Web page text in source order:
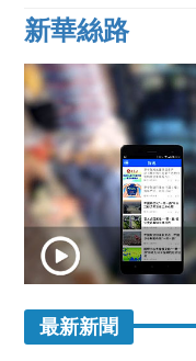
新華絲路
最新新聞